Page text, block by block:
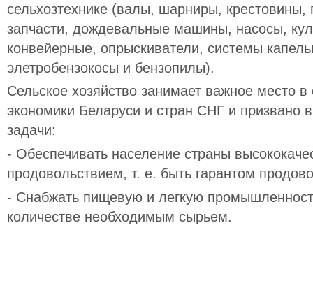
сельхозтехнике (валы, шарниры, крестовины,
запчасти, дождевальные машины, насосы,
конвейерные, опрыскиватели, системы
элетробензокосы и бензопилы).
Сельское хозяйство занимает важное место в
экономики Беларуси и стран СНГ и призвано
задачи:
- Обеспечивать население страны
продовольствием, т. е. быть гарантом
- Снабжать пищевую и легкую
количестве необходимым сырьем.